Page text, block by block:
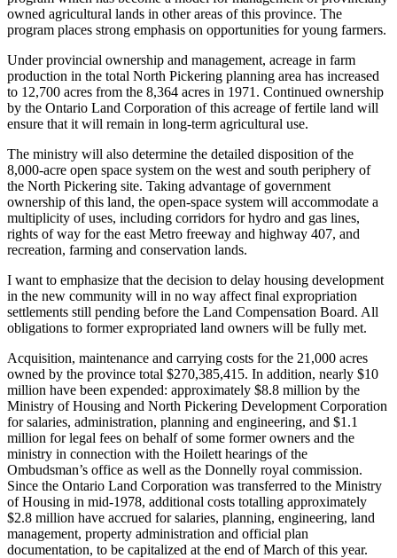
owned agricultural lands in other areas of this province. The
program places strong emphasis on opportunities for young farmers.
Under provincial ownership and management, acreage in farm
production in the total North Pickering planning area has increased
to 12,700 acres from the 8,364 acres in 1971. Continued ownership
by the Ontario Land Corporation of this acreage of fertile land will
ensure that it will remain in long-term agricultural use.
The ministry will also determine the detailed disposition of the
8,000-acre open space system on the west and south periphery of
the North Pickering site. Taking advantage of government
ownership of this land, the open-space system will accommodate a
multiplicity of uses, including corridors for hydro and gas lines,
rights of way for the east Metro freeway and highway 407, and
recreation, farming and conservation lands.
I want to emphasize that the decision to delay housing development
in the new community will in no way affect final expropriation
settlements still pending before the Land Compensation Board. All
obligations to former expropriated land owners will be fully met.
Acquisition, maintenance and carrying costs for the 21,000 acres
owned by the province total $270,385,415. In addition, nearly $10
million have been expended: approximately $8.8 million by the
Ministry of Housing and North Pickering Development Corporation
for salaries, administration, planning and engineering, and $1.1
million for legal fees on behalf of some former owners and the
ministry in connection with the Hoilett hearings of the
Ombudsman’s office as well as the Donnelly royal commission.
Since the Ontario Land Corporation was transferred to the Ministry
of Housing in mid-1978, additional costs totalling approximately
$2.8 million have accrued for salaries, planning, engineering, land
management, property administration and official plan
documentation, to be capitalized at the end of March of this year.